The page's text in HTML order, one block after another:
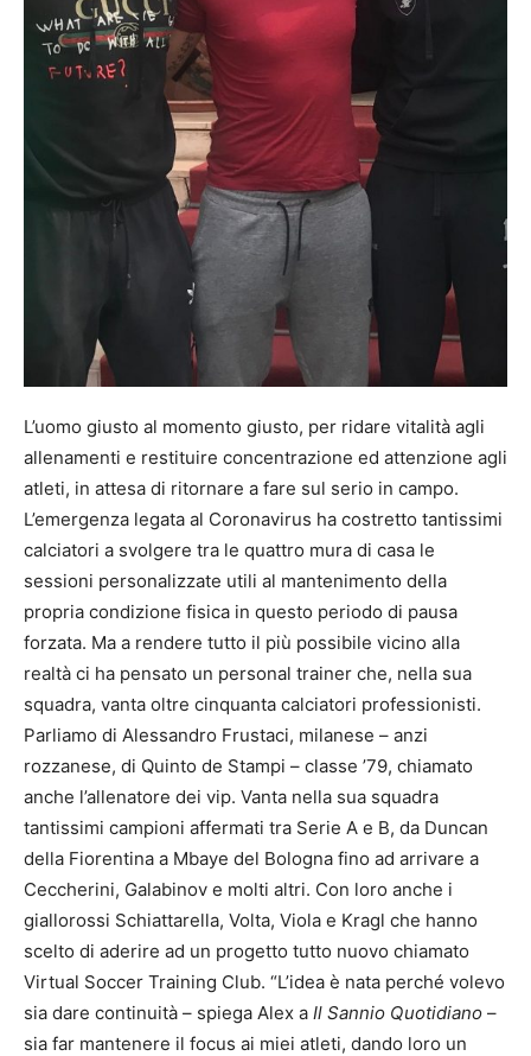
L’uomo giusto al momento giusto, per ridare vitalità agli
allenamenti e restituire concentrazione ed attenzione agli
atleti, in attesa di ritornare a fare sul serio in campo.
L’emergenza legata al Coronavirus ha costretto tantissimi
calciatori a svolgere tra le quattro mura di casa le
sessioni personalizzate utili al mantenimento della
propria condizione fisica in questo periodo di pausa
forzata. Ma a rendere tutto il più possibile vicino alla
realtà ci ha pensato un personal trainer che, nella sua
squadra, vanta oltre cinquanta calciatori professionisti.
Parliamo di Alessandro Frustaci, milanese – anzi
rozzanese, di Quinto de Stampi – classe ’79, chiamato
anche l’allenatore dei vip. Vanta nella sua squadra
tantissimi campioni affermati tra Serie A e B, da Duncan
della Fiorentina a Mbaye del Bologna fino ad arrivare a
Ceccherini, Galabinov e molti altri. Con loro anche i
giallorossi Schiattarella, Volta, Viola e Kragl che hanno
scelto di aderire ad un progetto tutto nuovo chiamato
Virtual Soccer Training Club. “L’idea è nata perché volevo
sia dare continuità – spiega Alex a Il Sannio Quotidiano –
sia far mantenere il focus ai miei atleti, dando loro un